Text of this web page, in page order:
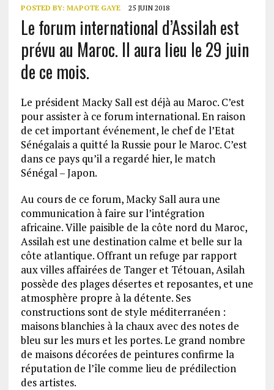
POSTED BY: MAPOTE GAYE 25 JUIN 2018
Le forum international d’Assilah est
prévu au Maroc. Il aura lieu le 29 juin
de ce mois.
Le président Macky Sall est déjà au Maroc. C’est
pour assister à ce forum international. En raison
de cet important événement, le chef de l’Etat
Sénégalais a quitté la Russie pour le Maroc. C’est
dans ce pays qu’il a regardé hier, le match
Sénégal – Japon.
Au cours de ce forum, Macky Sall aura une
communication à faire sur l’intégration
africaine. Ville paisible de la côte nord du Maroc,
Assilah est une destination calme et belle sur la
côte atlantique. Offrant un refuge par rapport
aux villes affairées de Tanger et Tétouan, Asilah
possède des plages désertes et reposantes, et une
atmosphère propre à la détente. Ses
constructions sont de style méditerranéen :
maisons blanchies à la chaux avec des notes de
bleu sur les murs et les portes. Le grand nombre
de maisons décorées de peintures confirme la
réputation de l’île comme lieu de prédilection
des artistes.